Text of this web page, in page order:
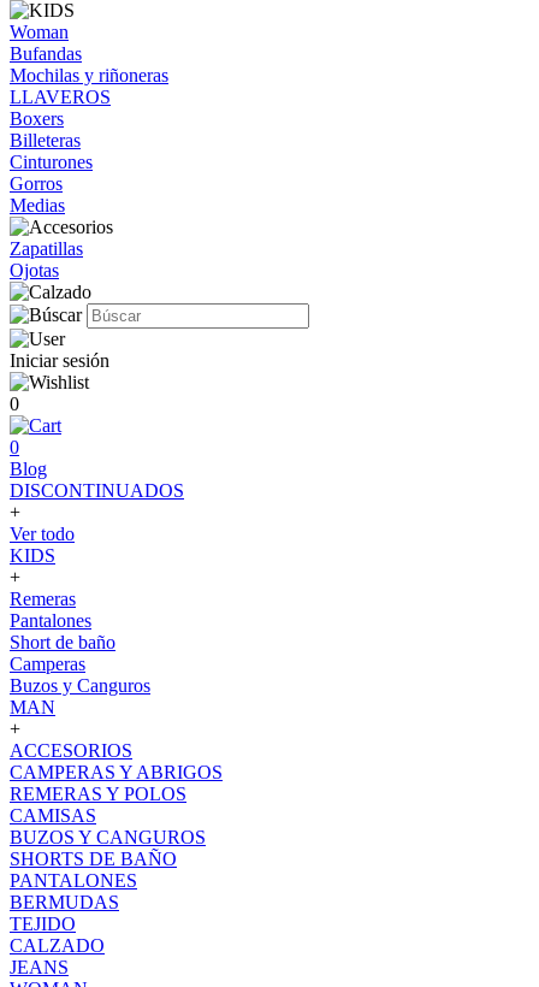
Woman
Bufandas
Mochilas y riñoneras
LLAVEROS
Boxers
Billeteras
Cinturones
Gorros
Medias
Zapatillas
Ojotas
Iniciar sesión
0
0
Blog
DISCONTINUADOS
+
Ver todo
KIDS
+
Remeras
Pantalones
Short de baño
Camperas
Buzos y Canguros
MAN
+
ACCESORIOS
CAMPERAS Y ABRIGOS
REMERAS Y POLOS
CAMISAS
BUZOS Y CANGUROS
SHORTS DE BAÑO
PANTALONES
BERMUDAS
TEJIDO
CALZADO
JEANS